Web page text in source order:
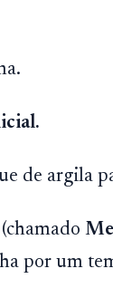
de argila
(chamado
por um